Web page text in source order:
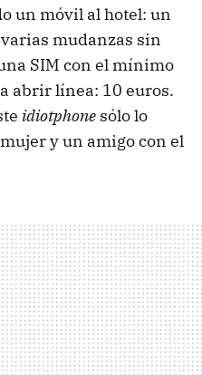
un móvil al hotel: un
mudanzas sin
SIM con el mínimo
abrir línea: 10 euros.
idiotphone sólo lo
y un amigo con el